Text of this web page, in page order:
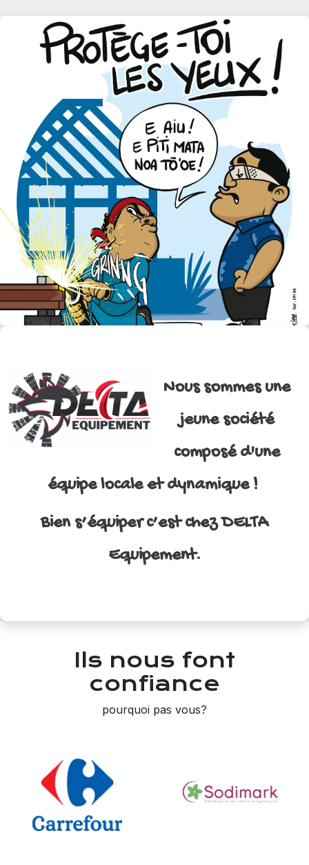
Nous sommes une
jeune société
composé d'une
équipe locale et dynamique !
Bien s’équiper c’est chez DELTA
Equipement.
Ils nous font
confiance
pourquoi pas vous?